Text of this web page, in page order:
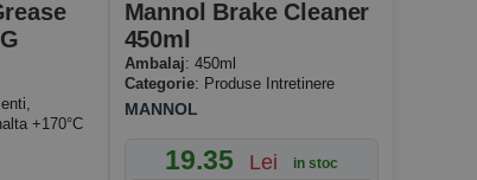
+170°C
Mannol Brake Cleaner
450ml
Ambalaj: 450ml
Categorie: Produse Intretinere
MANNOL
19.35 Lei in stoc